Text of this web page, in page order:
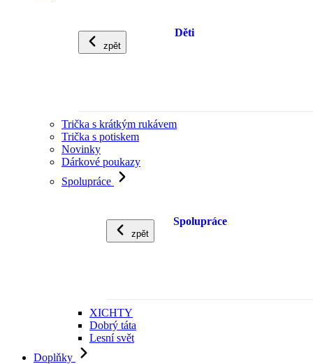
zpět
Děti
Trička s krátkým rukávem
Trička s potiskem
Novinky
Dárkové poukazy
Spolupráce
zpět
Spolupráce
XICHTY
Dobrý táta
Lesní svět
Doplňky